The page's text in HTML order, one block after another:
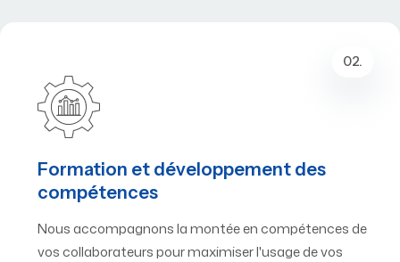
02.
Formation et développement des
compétences
Nous accompagnons la montée en compétences de
vos collaborateurs pour maximiser l'usage de vos